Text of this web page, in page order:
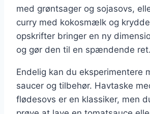
med grøntsager og sojasovs,
curry med kokosmælk og
opskrifter bringer en ny
og gør den til en spændende ret.
Endelig kan du eksperimentere
saucer og tilbehør. Havtaske
flødesovs er en klassiker, men